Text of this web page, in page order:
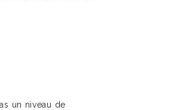
un niveau de